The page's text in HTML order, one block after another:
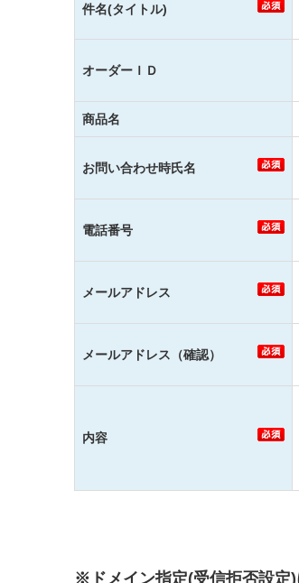
件名(タイトル)
オーダーＩＤ
商品名
お問い合わせ時氏名
電話番号
メールアドレス
メールアドレス（確認）
内容
※ドメイン指定(受信拒否設定